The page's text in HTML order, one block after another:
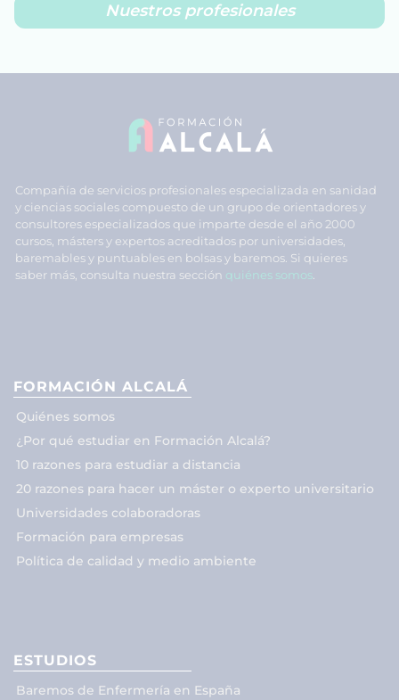
Nuestros profesionales
Compañía de servicios profesionales especializada en sanidad
y ciencias sociales compuesto de un grupo de orientadores y
consultores especializados que imparte desde el año 2000
cursos, másters y expertos acreditados por universidades,
baremables y puntuables en bolsas y baremos. Si quieres
saber más, consulta nuestra sección quiénes somos
FORMACIÓN ALCALÁ
Quiénes somos
¿Por qué estudiar en Formación Alcalá?
10 razones para estudiar a distancia
20 razones para hacer un máster o experto universitario
Universidades colaboradoras
Formación para empresas
Política de calidad y medio ambiente
ESTUDIOS
Baremos de Enfermería en España